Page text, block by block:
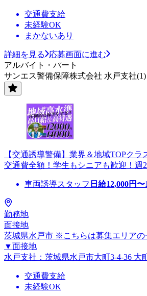
交通費支給
未経験OK
まかないあり
詳細を見る
応募画面に進む
アルバイト・パート
サンエス警備保障株式会社 水戸支社(1)
【交通誘導警備】業界＆地域TOPクラ
交通費全額！学生もシニアも歓迎！
車両誘導スタッフ 日給12,000円〜
勤務地
面接地
茨城県水戸市 ※こちらは募集エリアの
▼面接地
水戸支社：茨城県水戸市大町3-4-36 大
交通費支給
未経験OK